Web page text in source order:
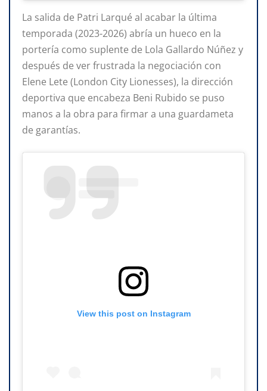
La salida de Patri Larqué al acabar la última
temporada (2023-2026) abría un hueco en la
portería como suplente de Lola Gallardo Núñez y
después de ver frustrada la negociación con
Elene Lete (London City Lionesses), la dirección
deportiva que encabeza Beni Rubido se puso
manos a la obra para firmar a una guardameta
de garantías.
View this post on Instagram